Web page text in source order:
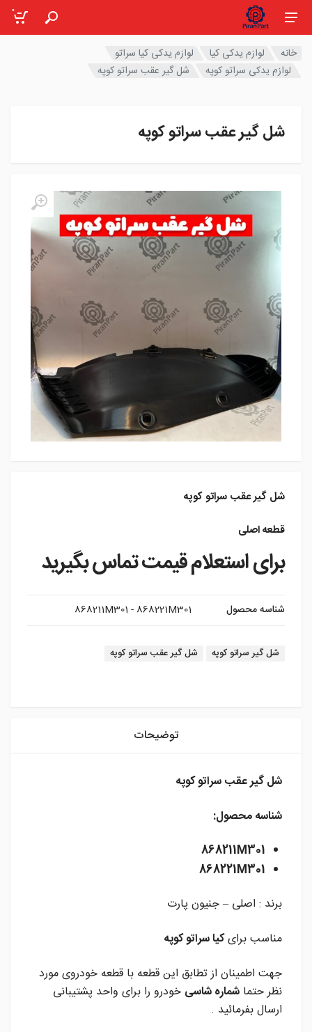
0
خانه لوازم یدکی کیا
لوازم یدکی کیا سراتو
لوازم یدکی سراتو کوپه
شل گیر عقب سراتو کوپه
شل گیر عقب سراتو کوپه
شل گیر عقب سراتو کوپه
قطعه اصلی
برای استعلام قیمت تماس بگیرید
شناسه محصول 868211M301 - 868221M301
برچسب:
شل گیر سراتو کوپه شل گیر عقب سراتو کوپه
توضیحات
شل گیر عقب سراتو کوپه
شناسه محصول:
868211M301
868221M301
برند : اصلی – جنیون پارت
مناسب برایکیا سراتو کوپه
جهت اطمینان از تطابق این قطعه با قطعه خودروی مورد
نظر حتما شماره شاسی خودرو را برای واحد پشتیبانی
ارسال بفرمائید .